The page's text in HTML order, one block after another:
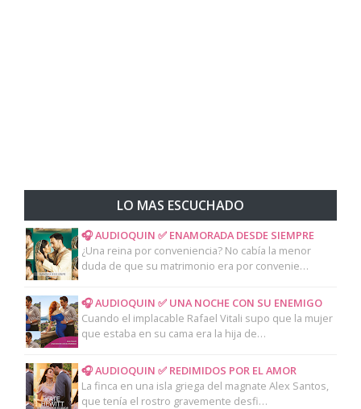
LO MAS ESCUCHADO
🎧 AUDIOQUIN ✅ ENAMORADA DESDE SIEMPRE
¿Una reina por conveniencia? No cabía la menor
duda de que su matrimonio era por convenie…
🎧 AUDIOQUIN ✅ UNA NOCHE CON SU ENEMIGO
Cuando el implacable Rafael Vitali supo que la mujer
que estaba en su cama era la hija de…
🎧 AUDIOQUIN ✅ REDIMIDOS POR EL AMOR
La finca en una isla griega del magnate Alex Santos,
que tenía el rostro gravemente desfi…